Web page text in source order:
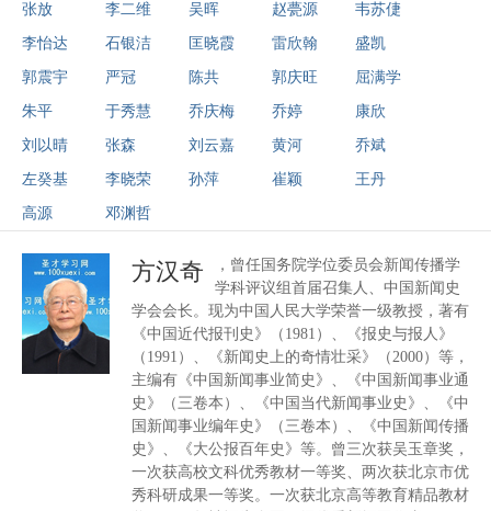
张放 李二维 吴晖 赵甍源 韦苏倢
李怡达 石银洁 匡晓霞 雷欣翰 盛凯
郭震宇 严冠 陈共 郭庆旺 屈满学
朱平 于秀慧 乔庆梅 乔婷 康欣
刘以晴 张森 刘云嘉 黄河 乔斌
左癸基 李晓荣 孙萍 崔颖 王丹
高源 邓渊哲
方汉奇
，曾任国务院学位委员会新闻传播学
学科评议组首届召集人、中国新闻史
学会会长。现为中国人民大学荣誉一级教授，著有
《中国近代报刊史》（1981）、《报史与报人》
（1991）、《新闻史上的奇情壮采》（2000）等，
主编有《中国新闻事业简史》、《中国新闻事业通
史》（三卷本）、《中国当代新闻事业史》、《中
国新闻事业编年史》（三卷本）、《中国新闻传播
史》、《大公报百年史》等。曾三次获吴玉章奖，
一次获高校文科优秀教材一等奖、两次获北京市优
秀科研成果一等奖。一次获北京高等教育精品教材